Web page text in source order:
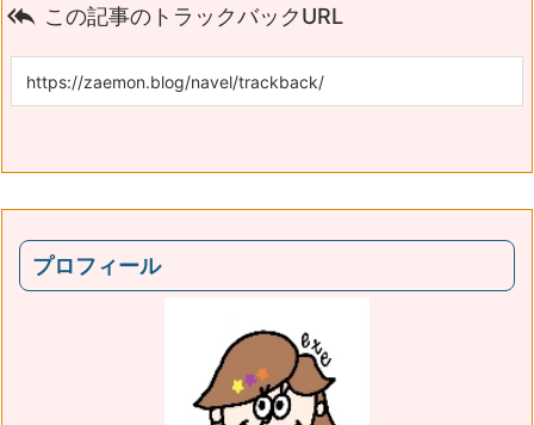
 この記事のトラックバックURL
プロフィール